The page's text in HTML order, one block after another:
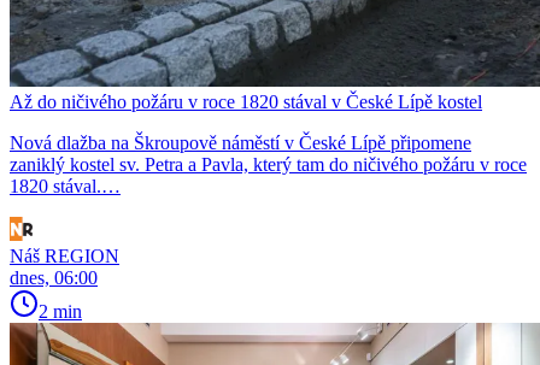
Až do ničivého požáru v roce 1820 stával v České Lípě kostel
Nová dlažba na Škroupově náměstí v České Lípě připomene
zaniklý kostel sv. Petra a Pavla, který tam do ničivého požáru v roce
1820 stával.…
Náš REGION
dnes, 06:00
2 min